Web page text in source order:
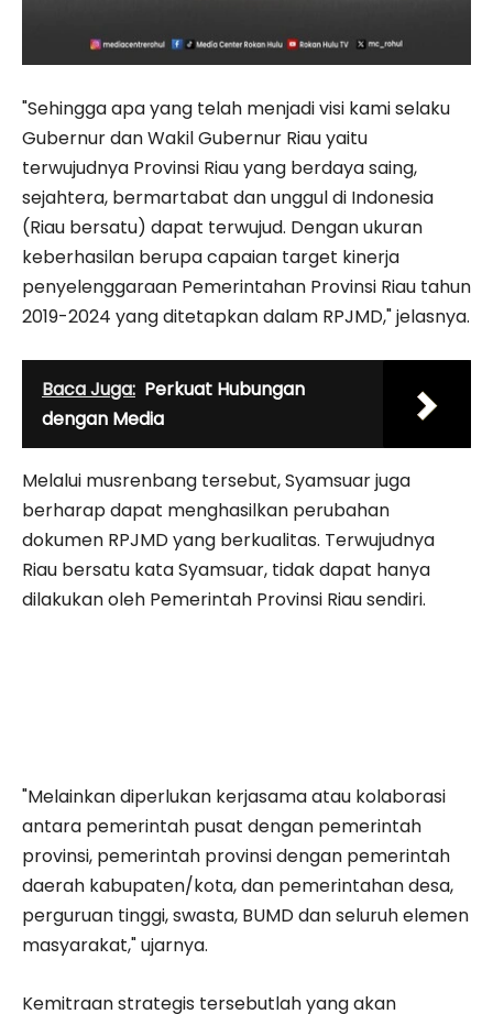
"Sehingga apa yang telah menjadi visi kami selaku
Gubernur dan Wakil Gubernur Riau yaitu
terwujudnya Provinsi Riau yang berdaya saing,
sejahtera, bermartabat dan unggul di Indonesia
(Riau bersatu) dapat terwujud. Dengan ukuran
keberhasilan berupa capaian target kinerja
penyelenggaraan Pemerintahan Provinsi Riau tahun
2019-2024 yang ditetapkan dalam RPJMD," jelasnya.
Baca Juga: Perkuat Hubungan
dengan Media
Melalui musrenbang tersebut, Syamsuar juga
berharap dapat menghasilkan perubahan
dokumen RPJMD yang berkualitas. Terwujudnya
Riau bersatu kata Syamsuar, tidak dapat hanya
dilakukan oleh Pemerintah Provinsi Riau sendiri.
"Melainkan diperlukan kerjasama atau kolaborasi
antara pemerintah pusat dengan pemerintah
provinsi, pemerintah provinsi dengan pemerintah
daerah kabupaten/kota, dan pemerintahan desa,
perguruan tinggi, swasta, BUMD dan seluruh elemen
masyarakat," ujarnya.
Kemitraan strategis tersebutlah yang akan